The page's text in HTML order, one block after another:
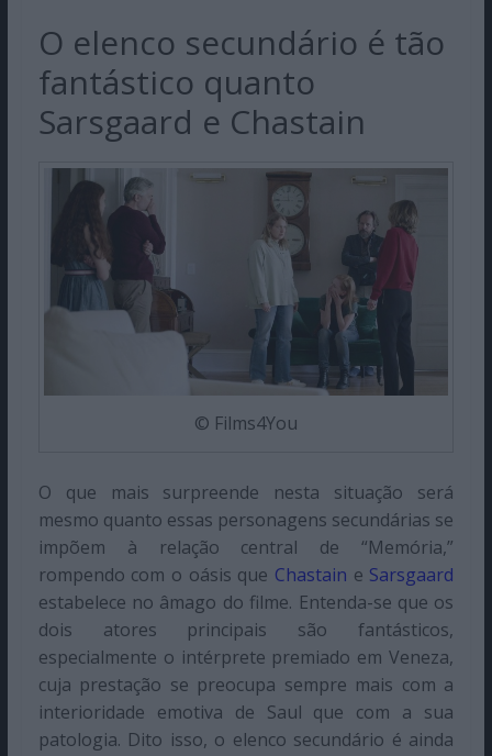
O elenco secundário é tão
fantástico quanto
Sarsgaard e Chastain
© Films4You
O que mais surpreende nesta situação será
mesmo quanto essas personagens secundárias se
impõem à relação central de “Memória,”
rompendo com o oásis que Chastain e Sarsgaard
estabelece no âmago do filme. Entenda-se que os
dois atores principais são fantásticos,
especialmente o intérprete premiado em Veneza,
cuja prestação se preocupa sempre mais com a
interioridade emotiva de Saul que com a sua
patologia. Dito isso, o elenco secundário é ainda